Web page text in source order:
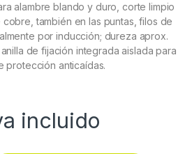
alambre blando y duro, corte limpio
también en las puntas, filos de
por inducción; dureza aprox.
de fijación integrada aislada para
protección anticaídas.
incluido